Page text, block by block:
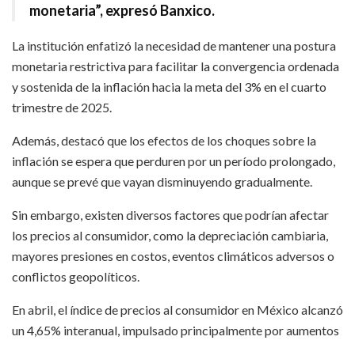
monetaria”, expresó Banxico.
La institución enfatizó la necesidad de mantener una postura
monetaria restrictiva para facilitar la convergencia ordenada
y sostenida de la inflación hacia la meta del 3% en el cuarto
trimestre de 2025.
Además, destacó que los efectos de los choques sobre la
inflación se espera que perduren por un período prolongado,
aunque se prevé que vayan disminuyendo gradualmente.
Sin embargo, existen diversos factores que podrían afectar
los precios al consumidor, como la depreciación cambiaria,
mayores presiones en costos, eventos climáticos adversos o
conflictos geopolíticos.
En abril, el índice de precios al consumidor en México alcanzó
un 4,65% interanual, impulsado principalmente por aumentos